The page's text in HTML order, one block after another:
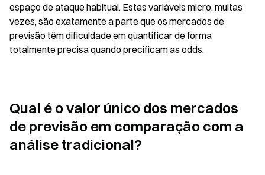
espaço de ataque habitual. Estas variáveis micro, muitas
vezes, são exatamente a parte que os mercados de
previsão têm dificuldade em quantificar de forma
totalmente precisa quando precificam as odds.
Qual é o valor único dos mercados
de previsão em comparação com a
análise tradicional?